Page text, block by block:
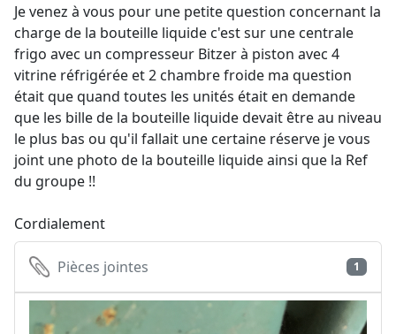
Je venez à vous pour une petite question concernant la
charge de la bouteille liquide c'est sur une centrale
frigo avec un compresseur Bitzer à piston avec 4
vitrine réfrigérée et 2 chambre froide ma question
était que quand toutes les unités était en demande
que les bille de la bouteille liquide devait être au niveau
le plus bas ou qu'il fallait une certaine réserve je vous
joint une photo de la bouteille liquide ainsi que la Ref
du groupe !!
Cordialement
Pièces jointes 1